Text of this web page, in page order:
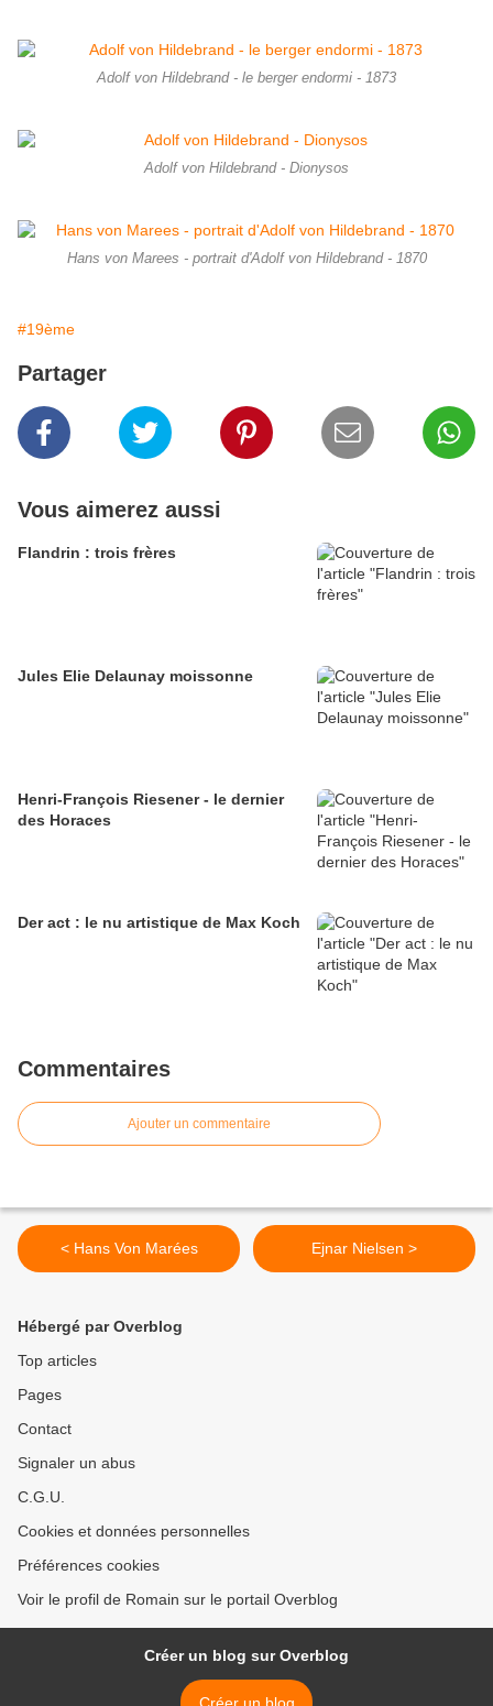
Adolf von Hildebrand - le berger endormi - 1873
Adolf von Hildebrand - Dionysos
Hans von Marees - portrait d'Adolf von Hildebrand - 1870
#19ème
Partager
Vous aimerez aussi
Flandrin : trois frères
Jules Elie Delaunay moissonne
Henri-François Riesener - le dernier
des Horaces
Der act : le nu artistique de Max Koch
Commentaires
Ajouter un commentaire
< Hans Von Marées Ejnar Nielsen >
Hébergé par Overblog
Top articles
Pages
Contact
Signaler un abus
C.G.U.
Cookies et données personnelles
Préférences cookies
Voir le profil de Romain sur le portail Overblog
Créer un blog sur Overblog